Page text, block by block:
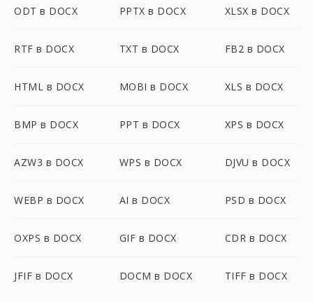
ODT в DOCX PPTX в DOCX XLSX в DOCX
RTF в DOCX TXT в DOCX FB2 в DOCX
HTML в DOCX MOBI в DOCX XLS в DOCX
BMP в DOCX PPT в DOCX XPS в DOCX
AZW3 в DOCX WPS в DOCX DJVU в DOCX
WEBP в DOCX AI в DOCX PSD в DOCX
OXPS в DOCX GIF в DOCX CDR в DOCX
JFIF в DOCX DOCM в DOCX TIFF в DOCX